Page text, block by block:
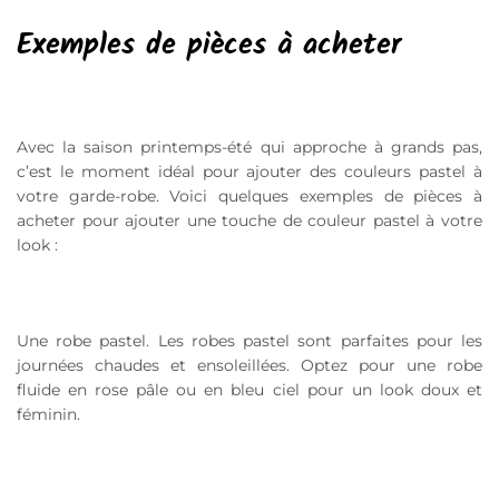
Exemples de pièces à acheter
Avec la saison printemps-été qui approche à grands pas,
c’est le moment idéal pour ajouter des couleurs pastel à
votre garde-robe. Voici quelques exemples de pièces à
acheter pour ajouter une touche de couleur pastel à votre
look :
Une robe pastel. Les robes pastel sont parfaites pour les
journées chaudes et ensoleillées. Optez pour une robe
fluide en rose pâle ou en bleu ciel pour un look doux et
féminin.